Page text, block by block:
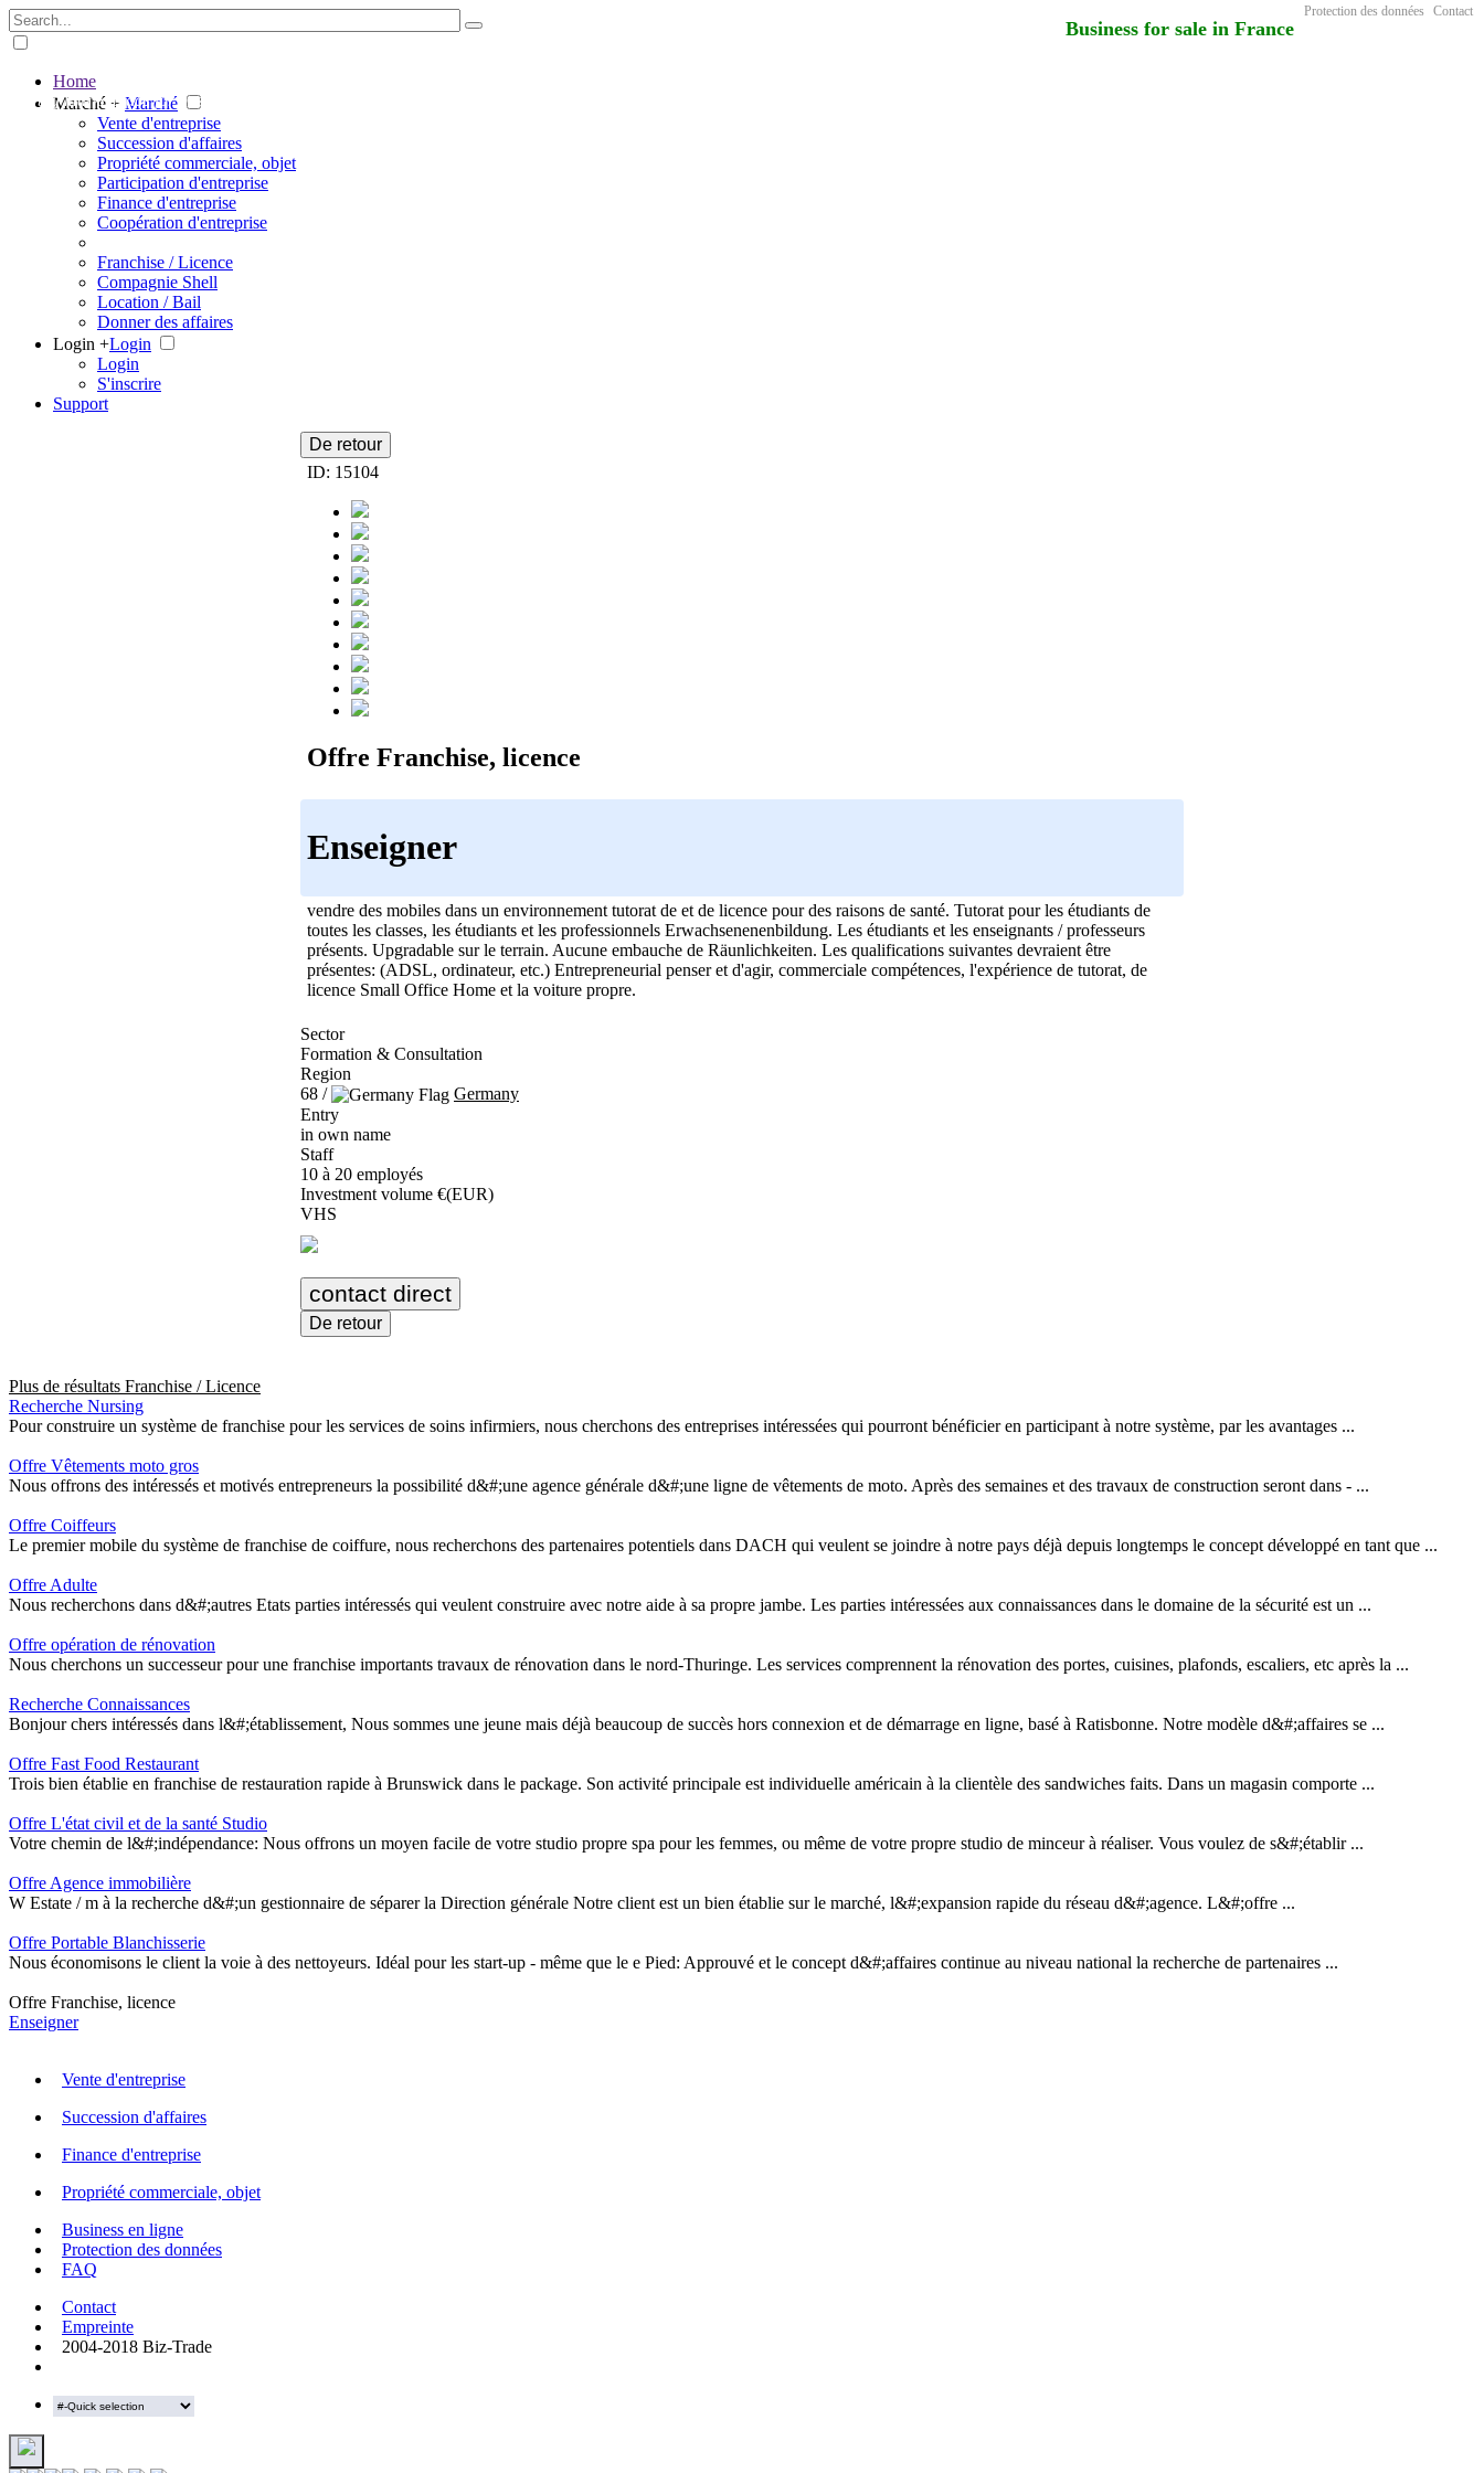
Business for sale in France
The big marketplace for business
Protection des données Contact
Home
Marché + Marché
Vente d'entreprise
Succession d'affaires
Propriété commerciale, objet
Participation d'entreprise
Finance d'entreprise
Coopération d'entreprise
Franchise / Licence
Compagnie Shell
Location / Bail
Donner des affaires
Login +Login
Login
S'inscrire
Support
De retour
ID: 15104
Offre Franchise, licence
Enseigner
vendre des mobiles dans un environnement tutorat de et de licence pour des raisons de santé. Tutorat pour les étudiants de
toutes les classes, les étudiants et les professionnels Erwachsenenenbildung. Les étudiants et les enseignants / professeurs
présents. Upgradable sur le terrain. Aucune embauche de Räunlichkeiten. Les qualifications suivantes devraient être
présentes: (ADSL, ordinateur, etc.) Entrepreneurial penser et d'agir, commerciale compétences, l'expérience de tutorat, de
licence Small Office Home et la voiture propre.
Sector
Formation & Consultation
Region
68 /
Germany
Entry
in own name
Staff
10 à 20 employés
Investment volume €(EUR)
VHS
contact direct
De retour
Plus de résultats Franchise / Licence
Recherche Nursing
Pour construire un système de franchise pour les services de soins infirmiers, nous cherchons des entreprises intéressées qui pourront bénéficier en participant à notre système, par les avantages ...
Offre Vêtements moto gros
Nous offrons des intéressés et motivés entrepreneurs la possibilité d&#;une agence générale d&#;une ligne de vêtements de moto. Après des semaines et des travaux de construction seront dans - ...
Offre Coiffeurs
Le premier mobile du système de franchise de coiffure, nous recherchons des partenaires potentiels dans DACH qui veulent se joindre à notre pays déjà depuis longtemps le concept développé en tant que ...
Offre Adulte
Nous recherchons dans d&#;autres Etats parties intéressés qui veulent construire avec notre aide à sa propre jambe. Les parties intéressées aux connaissances dans le domaine de la sécurité est un ...
Offre opération de rénovation
Nous cherchons un successeur pour une franchise importants travaux de rénovation dans le nord-Thuringe. Les services comprennent la rénovation des portes, cuisines, plafonds, escaliers, etc après la ...
Recherche Connaissances
Bonjour chers intéressés dans l&#;établissement, Nous sommes une jeune mais déjà beaucoup de succès hors connexion et de démarrage en ligne, basé à Ratisbonne. Notre modèle d&#;affaires se ...
Offre Fast Food Restaurant
Trois bien établie en franchise de restauration rapide à Brunswick dans le package. Son activité principale est individuelle américain à la clientèle des sandwiches faits. Dans un magasin comporte ...
Offre L'état civil et de la santé Studio
Votre chemin de l&#;indépendance: Nous offrons un moyen facile de votre studio propre spa pour les femmes, ou même de votre propre studio de minceur à réaliser. Vous voulez de s&#;établir ...
Offre Agence immobilière
W Estate / m à la recherche d&#;un gestionnaire de séparer la Direction générale Notre client est un bien établie sur le marché, l&#;expansion rapide du réseau d&#;agence. L&#;offre ...
Offre Portable Blanchisserie
Nous économisons le client la voie à des nettoyeurs. Idéal pour les start-up - même que le e Pied: Approuvé et le concept d&#;affaires continue au niveau national la recherche de partenaires ...
Offre Franchise, licence
Enseigner
Vente d'entreprise
Succession d'affaires
Finance d'entreprise
Propriété commerciale, objet
Business en ligne
Protection des données
FAQ
Contact
Empreinte
2004-2018 Biz-Trade